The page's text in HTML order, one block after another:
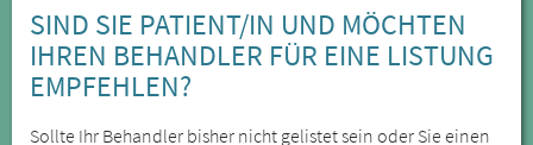
SIND SIE PATIENT/IN UND MÖCHTEN
IHREN BEHANDLER FÜR EINE LISTUNG
EMPFEHLEN?
Sollte Ihr Behandler bisher nicht gelistet sein oder Sie einen